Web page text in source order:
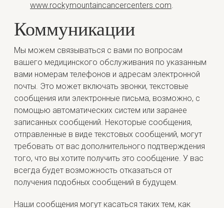
www.rockymountaincancercenters.com.
Коммуникации
Мы можем связываться с вами по вопросам
вашего медицинского обслуживания по указанным
вами номерам телефонов и адресам электронной
почты. Это может включать звонки, текстовые
сообщения или электронные письма, возможно, с
помощью автоматических систем или заранее
записанных сообщений. Некоторые сообщения,
отправленные в виде текстовых сообщений, могут
требовать от вас дополнительного подтверждения
того, что вы хотите получить это сообщение. У вас
всегда будет возможность отказаться от
получения подобных сообщений в будущем.
Наши сообщения могут касаться таких тем, как